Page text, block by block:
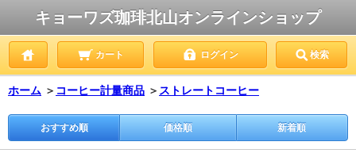
キョーワズ珈琲北山オンラインショップ
カート ログイン 検索
ホーム ＞ コーヒー計量商品 ＞ ストレートコーヒー
おすすめ順 価格順 新着順